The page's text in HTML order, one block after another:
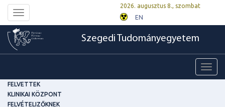
Toggle
navigation
2026. augusztus 8., szombat
EN
Szegedi Tudományegyetem
FELVETTEK
KLINIKAI KÖZPONT
FELVÉTELIZŐKNEK